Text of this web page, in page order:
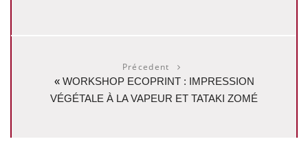
Précedent
« WORKSHOP ECOPRINT : IMPRESSION
VÉGÉTALE À LA VAPEUR ET TATAKI ZOMÉ